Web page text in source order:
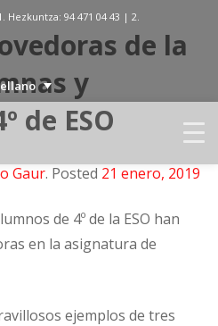
Hezkuntza: 94 471 04 43 | 2.
de la
y
de ESO
Gaur. Posted 21 enero, 2019
de 4º de la ESO han
en la asignatura de
ejemplos de tres